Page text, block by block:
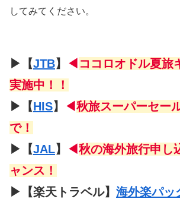
してみてください。
▶【JTB】 ◀ ココロオドル夏旅
実施中！！
▶【HIS】 ◀秋旅スーパーセー
で！
▶【JAL】 ◀秋の海外旅行申し
ャンス！
▶【楽天トラベル】 海外楽パッ